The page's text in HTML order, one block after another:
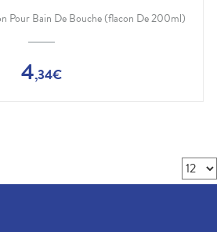
Pour Bain De Bouche (flacon De 200ml)
4,34€